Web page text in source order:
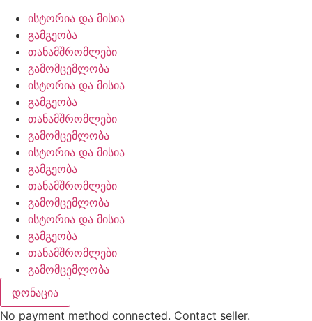
ისტორია და მისია
გამგეობა
თანამშრომლები
გამომცემლობა
ისტორია და მისია
გამგეობა
თანამშრომლები
გამომცემლობა
ისტორია და მისია
გამგეობა
თანამშრომლები
გამომცემლობა
ისტორია და მისია
გამგეობა
თანამშრომლები
გამომცემლობა
დონაცია
No payment method connected. Contact seller.